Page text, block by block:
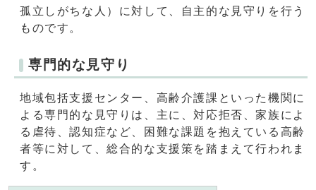
孤立しがちな人）に対して、自主的な見守りを行う
ものです。
専門的な見守り
地域包括支援センター、高齢介護課といった機関に
よる専門的な見守りは、主に、対応拒否、家族によ
る虐待、認知症など、困難な課題を抱えている高齢
者等に対して、総合的な支援策を踏まえて行われま
す。